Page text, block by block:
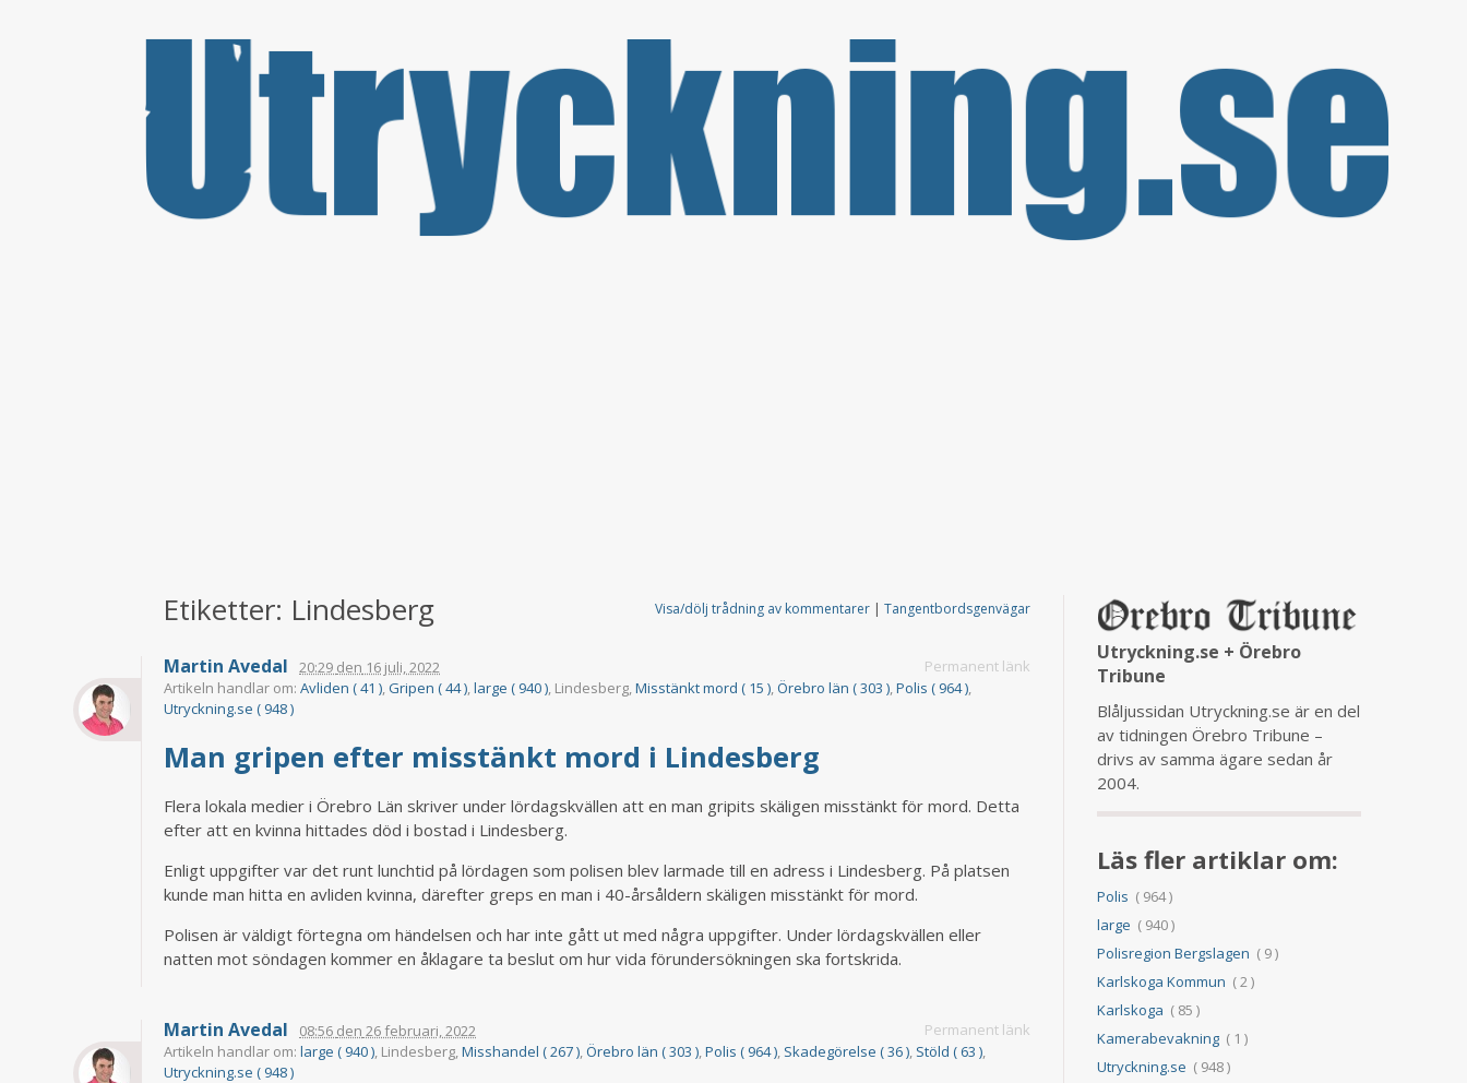
Etiketter: Lindesberg Visa/dölj trådning av kommentarer |Tangentbordsgenvägar
Martin Avedal 20:29 den 16 juli, 2022
Permanent länk
Artikeln handlar om:Avliden ( 41 ),Gripen ( 44 ),large ( 940 ), Lindesberg,Misstänkt mord ( 15 ),Örebro län ( 303 ),Polis ( 964 ),
Utryckning.se ( 948 )
Man gripen efter misstänkt mord i Lindesberg
Flera lokala medier i Örebro Län skriver under lördagskvällen att en man gripits skäligen misstänkt för mord. Detta
efter att en kvinna hittades död i bostad i Lindesberg.
Enligt uppgifter var det runt lunchtid på lördagen som polisen blev larmade till en adress i Lindesberg. På platsen
kunde man hitta en avliden kvinna, därefter greps en man i 40-årsåldern skäligen misstänkt för mord.
Polisen är väldigt förtegna om händelsen och har inte gått ut med några uppgifter. Under lördagskvällen eller
natten mot söndagen kommer en åklagare ta beslut om hur vida förundersökningen ska fortskrida.
Martin Avedal 08:56 den 26 februari, 2022
Permanent länk
Artikeln handlar om:large ( 940 ), Lindesberg,Misshandel ( 267 ),Örebro län ( 303 ),Polis ( 964 ), Skadegörelse ( 36 ), Stöld ( 63 ),
Utryckning.se ( 948 )
Utryckning.se + Örebro
Tribune
Blåljussidan Utryckning.se är en del
av tidningen Örebro Tribune –
drivs av samma ägare sedan år
2004.
Läs fler artiklar om:
Polis ( 964 )
large ( 940 )
Polisregion Bergslagen ( 9 )
Karlskoga Kommun ( 2 )
Karlskoga ( 85 )
Kamerabevakning( 1 )
Utryckning.se ( 948 )